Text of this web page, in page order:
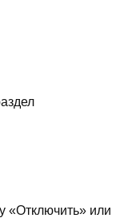
«Отключить» или